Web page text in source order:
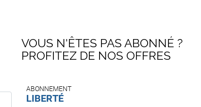
VOUS N'ÊTES PAS ABONNÉ ?
PROFITEZ DE NOS OFFRES
ABONNEMENT
LIBERTÉ